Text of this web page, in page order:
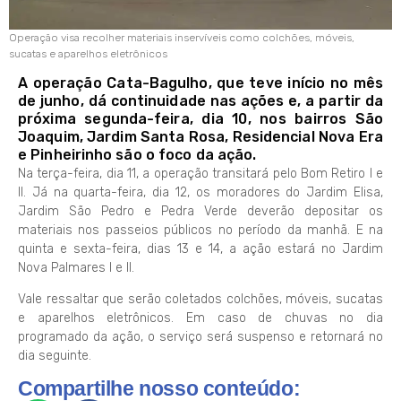
Operação visa recolher materiais inservíveis como colchões, móveis,
sucatas e aparelhos eletrônicos
A operação Cata-Bagulho, que teve início no mês
de junho, dá continuidade nas ações e, a partir da
próxima segunda-feira, dia 10, nos bairros São
Joaquim, Jardim Santa Rosa, Residencial Nova Era
e Pinheirinho são o foco da ação.
Na terça-feira, dia 11, a operação transitará pelo Bom Retiro I e
II. Já na quarta-feira, dia 12, os moradores do Jardim Elisa,
Jardim São Pedro e Pedra Verde deverão depositar os
materiais nos passeios públicos no período da manhã. E na
quinta e sexta-feira, dias 13 e 14, a ação estará no Jardim
Nova Palmares I e II.
Vale ressaltar que serão coletados colchões, móveis, sucatas
e aparelhos eletrônicos. Em caso de chuvas no dia
programado da ação, o serviço será suspenso e retornará no
dia seguinte.
Compartilhe nosso conteúdo: